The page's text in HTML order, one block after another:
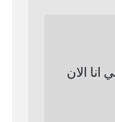
انا الان